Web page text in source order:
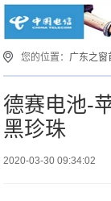
您的位置： 广东之窗
德赛电池-
黑珍珠
2020-03-30 09:34:02